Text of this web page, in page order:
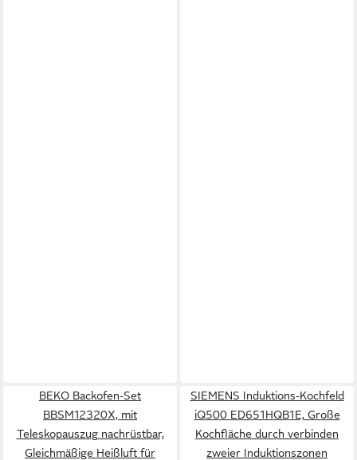
BEKO Backofen-Set
BBSM12320X, mit
Teleskopauszug nachrüstbar,
Gleichmäßige Heißluft für
SIEMENS Induktions-Kochfeld
iQ500 ED651HQB1E, Große
Kochfläche durch verbinden
zweier Induktionszonen